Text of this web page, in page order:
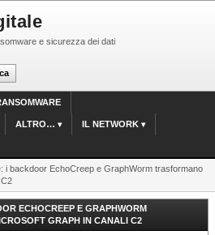
e sicurezza dei dati
ALTRO… IL NETWORK
i backdoor EchoCreep e GraphWorm trasformano
ECHOCREEP E GRAPHWORM
GRAPH IN CANALI C2